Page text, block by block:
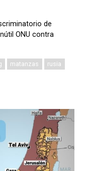
de
ONU contra
matanzas
rusia